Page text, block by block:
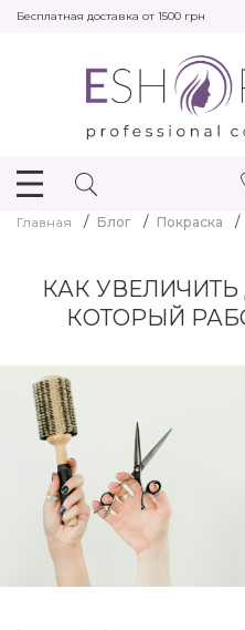
Бесплатная доставка от 1500 грн
Главная Блог Покраска
КАК
КОТОРЫЙ